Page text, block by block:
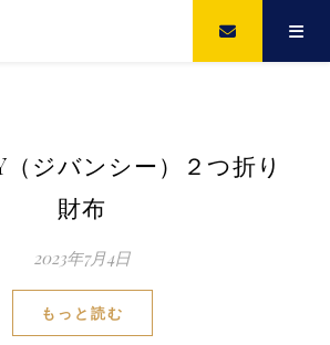
（ジバンシー）２つ折り
財布
2023年7月4日
もっと読む